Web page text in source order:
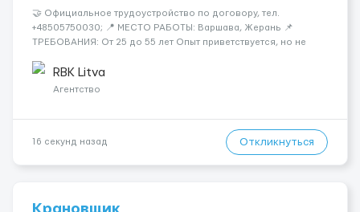
🤝 Официальное трудоустройство по договору, тел.
+48505750030; 📍 МЕСТО РАБОТЫ: Варшава, Жерань 📌
ТРЕБОВАНИЯ: От 25 до 55 лет Опыт приветствуется, но не
Мужчины (25-55 лет) язык: разговорный уровень польского 📆
ГРАФИК РАБОТЫ...
RBK Litva
Агентство
16 секунд назад Откликнуться